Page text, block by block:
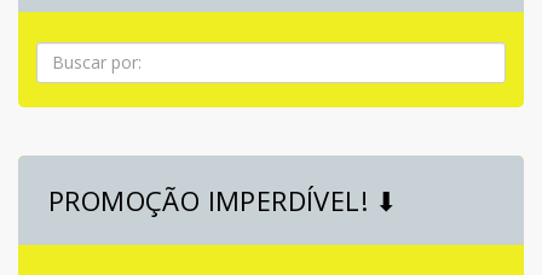
Pesquisa
PROMOÇÃO IMPERDÍVEL! ⬇